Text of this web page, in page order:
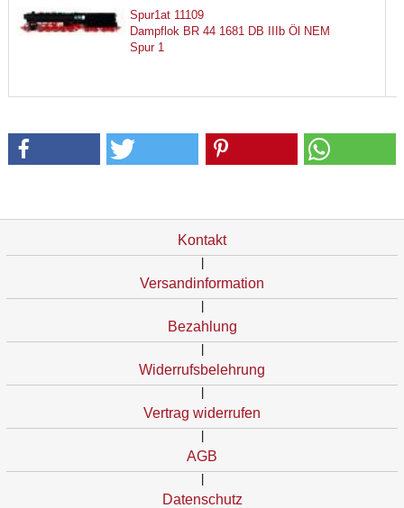
Spur1at 11109
Dampflok BR 44 1681 DB IIIb Öl NEM
Spur 1
Kontakt
Versandinformation
Bezahlung
Widerrufsbelehrung
Vertrag widerrufen
AGB
Datenschutz